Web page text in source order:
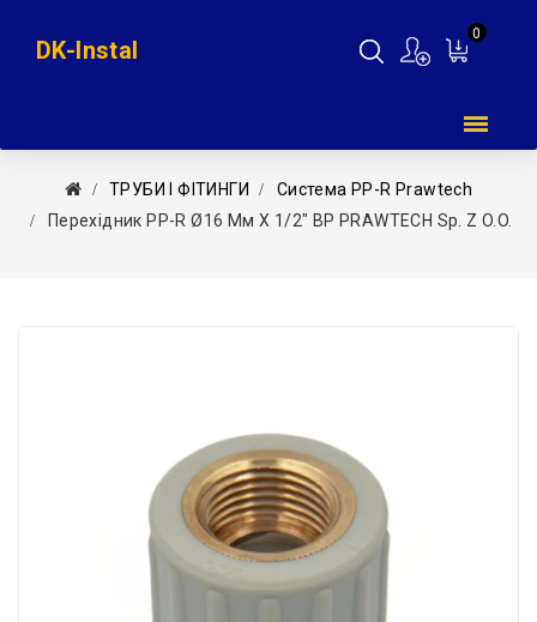
0
DK-Instal
ТРУБИ І ФІТИНГИ
Система PP-R Prawtech
Перехідник PP-R Ø16 Мм X 1/2″ ВР PRAWTECH Sp. Z O.o.